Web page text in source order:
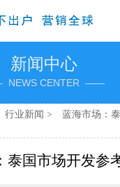
新闻中心
CENTER ——
行业新闻 >
蓝海市场：
泰国市场开发参